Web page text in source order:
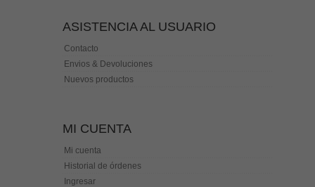
ASISTENCIA AL USUARIO
Contacto
Envios & Devoluciones
Nuevos productos
MI CUENTA
Mi cuenta
Historial de órdenes
Ingresar